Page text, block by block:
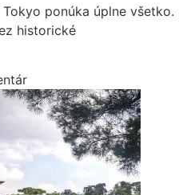
ponúka úplne všetko.
historické